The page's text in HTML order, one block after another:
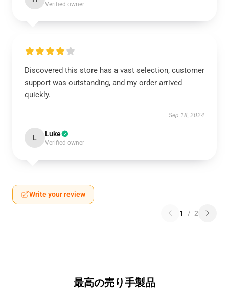
Verified owner
Discovered this store has a vast selection, customer
support was outstanding, and my order arrived
quickly.
Sep 18, 2024
L Luke
Verified owner
Write your review
1 / 2
最高の売り手製品